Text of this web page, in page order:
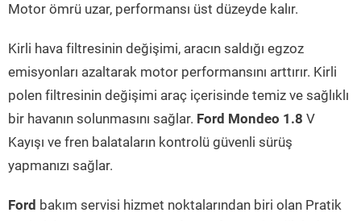
Motor ömrü uzar, performansı üst düzeyde kalır.
Kirli hava filtresinin değişimi, aracın saldığı egzoz
emisyonları azaltarak motor performansını arttırır. Kirli
polen filtresinin değişimi araç içerisinde temiz ve sağlıklı
bir havanın solunmasını sağlar. Ford Mondeo 1.8 V
Kayışı ve fren balataların kontrolü güvenli sürüş
yapmanızı sağlar.
Ford bakım servisi hizmet noktalarından biri olan Pratik